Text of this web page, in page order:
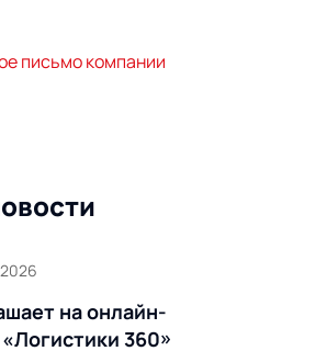
письмо компании
на онлайн-
360»